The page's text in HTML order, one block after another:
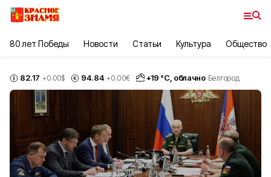
80 лет Победы Новости Статьи Культура Общество
82.17 +0.00$ 94.84 +0.00€ +19 °С, облачно Белгород